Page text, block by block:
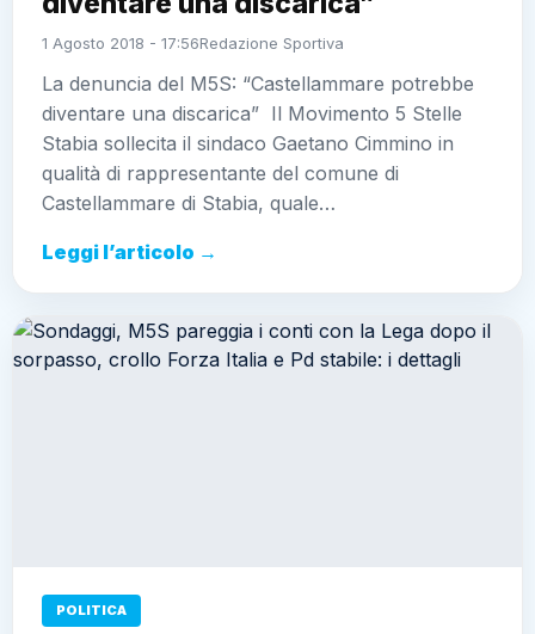
1 Agosto 2018 - 17:56Redazione Sportiva
La denuncia del M5S: “Castellammare potrebbe
diventare una discarica” Il Movimento 5 Stelle
Stabia sollecita il sindaco Gaetano Cimmino in
qualità di rappresentante del comune di
Castellammare di Stabia, quale…
Leggi l’articolo →
POLITICA